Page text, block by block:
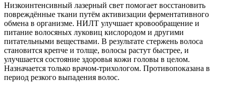
Низкоинтенсивный лазерный свет помогает восстановить
повреждённые ткани путём активизации ферментативного
обмена в организме. НИЛТ улучшает кровообращение и
питание волосяных луковиц кислородом и другими
питательными веществами. В результате стержень волоса
становится крепче и толще, волосы растут быстрее, и
улучшается состояние здоровья кожи головы в целом.
Назначается только врачом-трихологом. Противопоказана в
период резкого выпадения волос.